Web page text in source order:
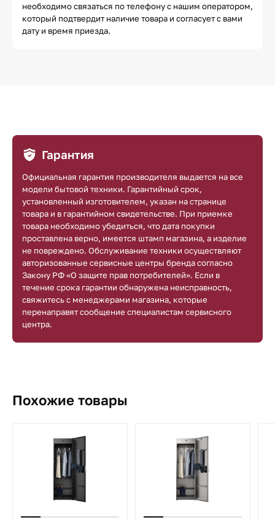
необходимо связаться по телефону с нашим оператором,
который подтвердит наличие товара и согласует с вами
дату и время приезда.
Гарантия
Официальная гарантия производителя выдается на все
модели бытовой техники. Гарантийный срок,
установленный изготовителем, указан на странице
товара и в гарантийном свидетельстве. При приемке
товара необходимо убедиться, что дата покупки
проставлена верно, имеется штамп магазина, а изделие
не повреждено. Обслуживание техники осуществляют
авторизованные сервисные центры бренда согласно
Закону РФ «О защите прав потребителей». Если в
течение срока гарантии обнаружена неисправность,
свяжитесь с менеджерами магазина, которые
перенаправят сообщение специалистам сервисного
центра.
Похожие товары